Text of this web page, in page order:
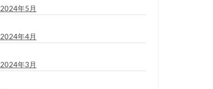
2024年5月
2024年4月
2024年3月